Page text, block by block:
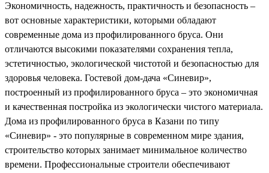
Экономичность, надежность, практичность и безопасность –
вот основные характеристики, которыми обладают
современные дома из профилированного бруса. Они
отличаются высокими показателями сохранения тепла,
эстетичностью, экологической чистотой и безопасностью для
здоровья человека. Гостевой дом-дача «Синевир»,
построенный из профилированного бруса – это экономичная
и качественная постройка из экологически чистого материала.
Дома из профилированного бруса в Казани по типу
«Синевир» - это популярные в современном мире здания,
строительство которых занимает минимальное количество
времени. Профессиональные строители обеспечивают